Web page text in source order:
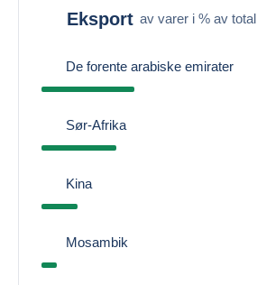
Eksport av varer i % av total
De forente arabiske emirater
Sør-Afrika
Kina
Mosambik